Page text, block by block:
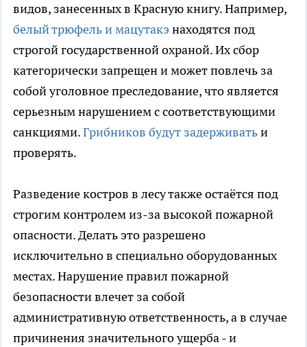
видов, занесенных в Красную книгу. Например,
белый трюфель и мацутакэ находятся под
строгой государственной охраной. Их сбор
категорически запрещен и может повлечь за
собой уголовное преследование, что является
серьезным нарушением с соответствующими
санкциями.Грибников будут задерживатьи
проверять.
Разведение костров в лесу также остаётся под
строгим контролем из-за высокой пожарной
опасности. Делать это разрешено
исключительно в специально оборудованных
местах. Нарушение правил пожарной
безопасности влечет за собой
административную ответственность, а в случае
причинения значительного ущерба - и